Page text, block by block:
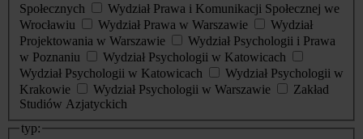
Społecznych
Wydział Prawa i Komunikacji Społecznej we
Wrocławiu
Wydział Prawa w Warszawie
Wydział
Projektowania w Warszawie
Wydział Psychologii i Prawa
w Poznaniu
Wydział Psychologii w Katowicach
Wydział Psychologii w Katowicach
Wydział Psychologii w
Krakowie
Wydział Psychologii w Warszawie
Zakład
Studiów Azjatyckich
typ: